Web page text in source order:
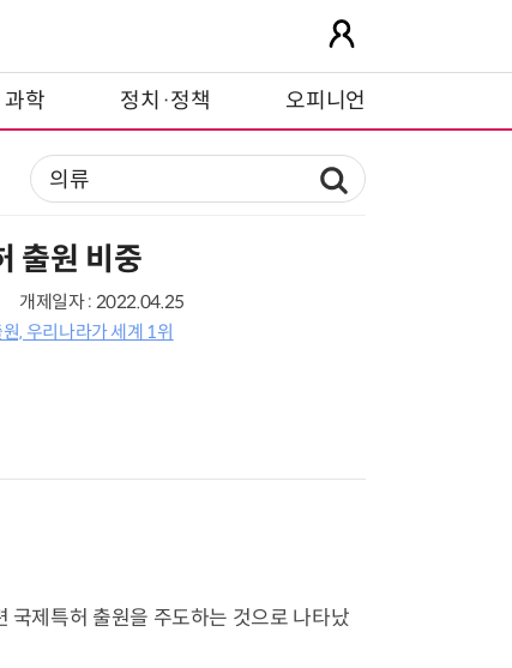
과학 정치·정책 오피니언
출원 비중
개제일자 : 2022.04.25
, 우리나라가 세계 1위
국제특허 출원을 주도하는 것으로 나타났